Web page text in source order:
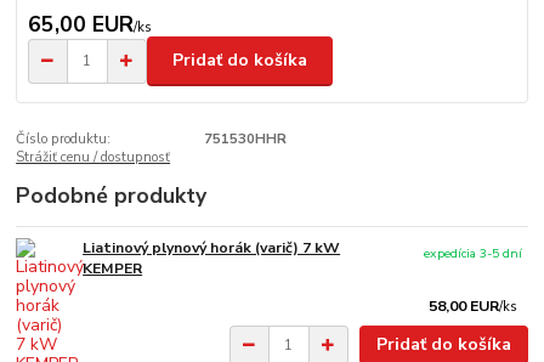
65,00 EUR/ks
Pridať do košíka
Číslo produktu:
751530HHR
Strážiť cenu / dostupnosť
Podobné produkty
Liatinový plynový horák (varič) 7 kW
KEMPER
58,00 EUR/ks
expedícia 3-5 dní
Pridať do košíka